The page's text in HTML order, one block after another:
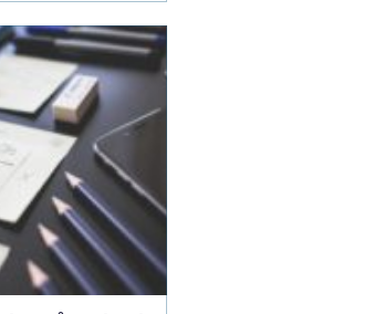
påverkar säkerhet,
och hur en
varje dag.
i Stockholm
31 juli 2026